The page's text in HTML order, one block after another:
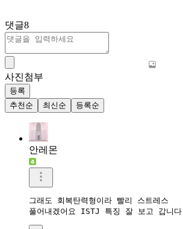
댓글8
사진첨부
등록
추천순
최신순 등록순
안레몬
그래도 회복탄력형이라 빨리 스트레스
풀어내겠어요 ISTJ 특징 잘 보고 갑니다